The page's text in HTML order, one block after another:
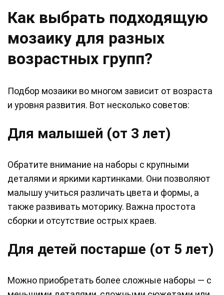
Как выбрать подходящую
мозаику для разных
возрастных групп?
Подбор мозаики во многом зависит от возраста
и уровня развития. Вот несколько советов:
Для малышей (от 3 лет)
Обратите внимание на наборы с крупными
деталями и яркими картинками. Они позволяют
малышу учиться различать цвета и формы, а
также развивать моторику. Важна простота
сборки и отсутствие острых краев.
Для детей постарше (от 5 лет)
Можно приобретать более сложные наборы — с